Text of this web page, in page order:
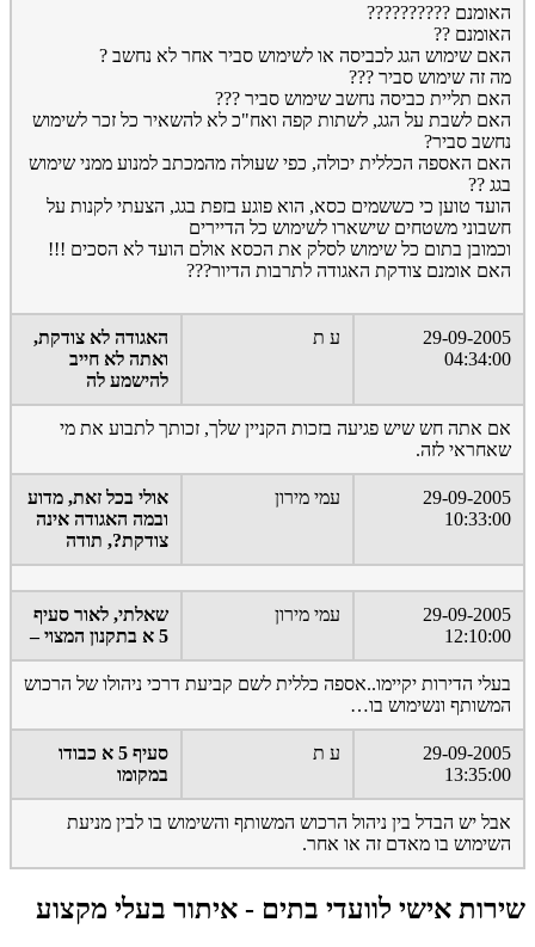
האומנם ??????????
האומנם ??
האם שימוש הגג לכביסה או לשימוש סביר אחר לא נחשב ?
מה זה שימוש סביר ???
האם תליית כביסה נחשב שימוש סביר ???
האם לשבת על הגג, לשתות קפה ואח"כ לא להשאיר כל זכר לשימוש
נחשב סביר?
האם האספה הכללית יכולה, כפי שעולה מהמכתב למנוע ממני שימוש
בגג ??
הועד טוען כי כששמים כסא, הוא פוגע בזפת בגג, הצעתי לקנות על
חשבוני משטחים שישארו לשימוש כל הדיירים
וכמובן בתום כל שימוש לסלק את הכסא אולם הועד לא הסכים !!!
האם אומנם צודקת האגודה לתרבות הדיור???
29-09-2005
04:34:00
ע ת
האגודה לא צודקת,
ואתה לא חייב
להישמע לה
אם אתה חש שיש פגיעה בזכות הקניין שלך, זכותך לתבוע את מי
שאחראי לזה.
29-09-2005
10:33:00
עמי מירון
אולי בכל זאת, מדוע
ובמה האגודה אינה
צודקת?, תודה
29-09-2005
12:10:00
עמי מירון
שאלתי, לאור סעיף
5 א בתקנון המצוי –
בעלי הדירות יקיימו..אספה כללית לשם קביעת דרכי ניהולו של הרכוש
המשותף ונשימוש בו…
29-09-2005
13:35:00
ע ת
סעיף 5 א כבודו
במקומו
אבל יש הבדל בין ניהול הרכוש המשותף והשימוש בו לבין מניעת
השימוש בו מאדם זה או אחר.
שירות אישי לוועדי בתים - איתור בעלי מקצוע